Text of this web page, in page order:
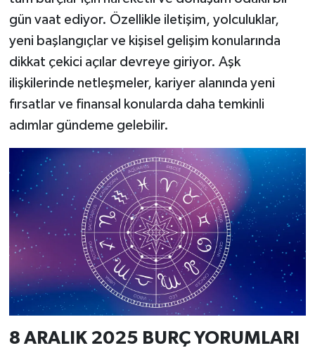
gün vaat ediyor. Özellikle iletişim, yolculuklar,
yeni başlangıçlar ve kişisel gelişim konularında
dikkat çekici açılar devreye giriyor. Aşk
ilişkilerinde netleşmeler, kariyer alanında yeni
fırsatlar ve finansal konularda daha temkinli
adımlar gündeme gelebilir.
8 ARALIK 2025 BURÇ YORUMLARI